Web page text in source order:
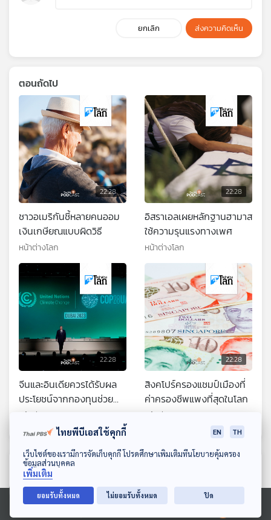
ดาวน์โหลด Thai PBS Podcast Application
Ⓒ 2020 องค์การกระจายเสียงและแพร่ภาพสาธารณะแห่งประเทศไทย
ยกเลิก ส่งความคิดเห็น
ตอนถัดไป
22:28
ชาวอเมริกันชี้หลายคนออม
เงินเกษียณแบบผิดวิธี
หน้าต่างโลก
22:28
อิสราเอลเผยหลักฐานฮามาส
ใช้ความรุนแรงทางเพศ
หน้าต่างโลก
22:28
จีนและอินเดียควรได้รับผล
ประโยชน์จากกองทุนช่วย
เหลือด้านสภาพภูมิอากาศ
หรือไม่
หน้าต่างโลก
22:28
สิงคโปร์ครองแชมป์เมืองที่
ค่าครองชีพแพงที่สุดในโลก
หน้าต่างโลก
ตอนที่เกี่ยวข้อง
ไทยพีบีเอสใช้คุกกี้ EN TH
เว็บไซต์ของเรามีการจัดเก็บคุกกี้ โปรดศึกษาเพิ่มเติมที่นโยบายคุ้มครอง
ข้อมูลส่วนบุคคล
เพิ่มเติม
ยอมรับทั้งหมด ไม่ยอมรับทั้งหมด ปิด